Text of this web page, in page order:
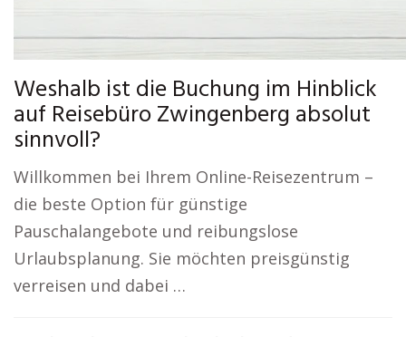
Weshalb ist die Buchung im Hinblick
auf Reisebüro Zwingenberg absolut
sinnvoll?
Willkommen bei Ihrem Online-Reisezentrum –
die beste Option für günstige
Pauschalangebote und reibungslose
Urlaubsplanung. Sie möchten preisgünstig
verreisen und dabei …